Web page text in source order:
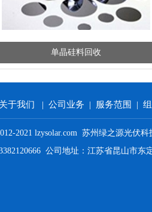
单晶硅料回收
关于我们 | 公司业务 | 服务范围 |
2021 lzysolar.com 苏州绿之源光伏
公司地址：江苏省昆山市